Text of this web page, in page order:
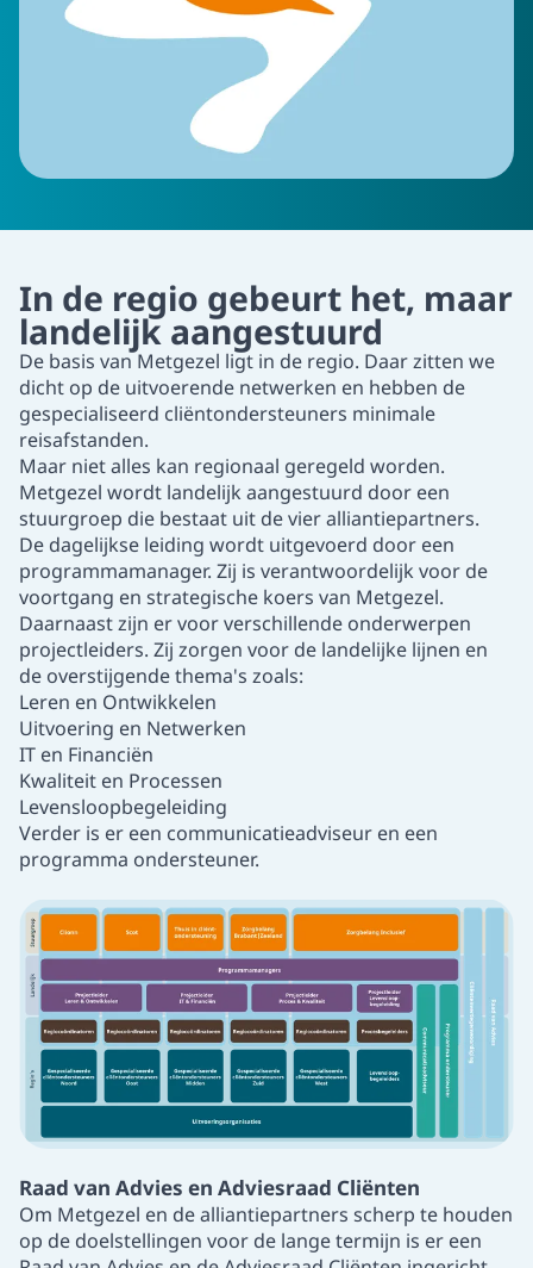
In de regio gebeurt het, maar
landelijk aangestuurd
De basis van Metgezel ligt in de regio. Daar zitten we
dicht op de uitvoerende netwerken en hebben de
gespecialiseerd cliëntondersteuners minimale
reisafstanden.
Maar niet alles kan regionaal geregeld worden.
Metgezel wordt landelijk aangestuurd door een
stuurgroep die bestaat uit de vieralliantiepartners.
De dagelijkse leiding wordt uitgevoerd door een
programmamanager. Zij is verantwoordelijkvoor de
voortgang en strategische koers van Metgezel.
Daarnaast zijn er voor verschillende onderwerpen
projectleiders. Zij zorgen voor de landelijke lijnen en
de overstijgende thema's zoals:
Leren en Ontwikkelen
Uitvoering en Netwerken
IT en Financiën
Kwaliteit en Processen
Levensloopbegeleiding
Verder is er een communicatieadviseur en een
programma ondersteuner.
Raad van Advies en Adviesraad Cliënten
Om Metgezel en de alliantiepartners scherp te houden
op de doelstellingen voor de lange termijn is er een